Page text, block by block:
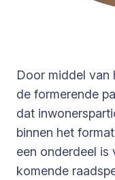
Door middel van
de formerende
dat
binnen het
een onderdeel
komende